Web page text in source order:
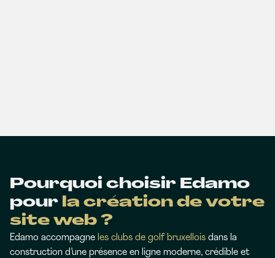
Pourquoi choisir Edamo
pour la création de votre
site web ?
Edamo accompagne les clubs de golf bruxellois dans la
construction d’une présence en ligne moderne, crédible et